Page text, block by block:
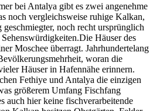
bei Antalya gibt es zwei angenehme
noch vergleichsweise ruhige Kalkan,
geschmiegter, noch recht ursprünglich
Häuser des
Moschee überragt. Jahrhundertelang
woran die
Häuser in Hafennähe erinnern.
Fethiye und Antalya die einzigen
größerem Umfang Fischfang
auch hier keine fischverarbeitende